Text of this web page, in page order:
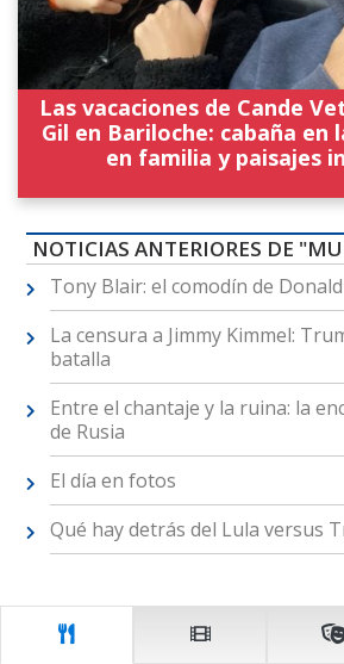
Las vacaciones de Cande
Gil en Bariloche: cabaña en
en familia y paisajes
NOTICIAS ANTERIORES DE
Tony Blair: el comodín de
La censura a Jimmy Kimmel:
batalla
Entre el chantaje y la ruina: la
de Rusia
El día en fotos
Qué hay detrás del Lula versus